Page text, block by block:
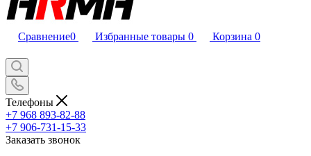
Сравнение0 Избранные товары 0 Корзина 0
Телефоны
+7 968 893-82-88
+7 906-731-15-33
Заказать звонок